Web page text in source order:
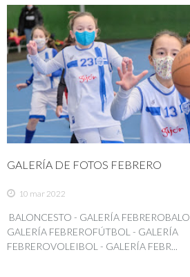
GALERÍA DE FOTOS FEBRERO
10 mar 2022
BALONCESTO - GALERÍA
GALERÍA FEBREROFÚTBOL - GALERÍA
FEBREROVOLEIBOL - GALERÍA FEBR...